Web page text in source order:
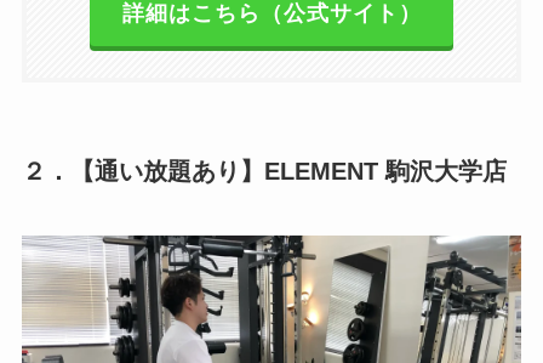
詳細はこちら（公式サイト）
２．【通い放題あり】ELEMENT 駒沢大学店